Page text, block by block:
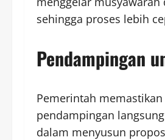
sehingga proses lebih
Pendampingan
Pemerintah
pendampingan
dalam menyusun